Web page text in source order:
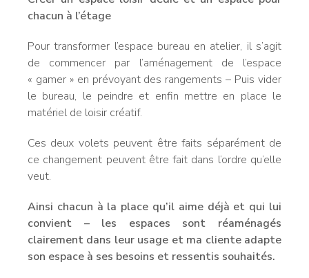
chacun à l’étage
Pour transformer l’espace bureau en atelier, il s’agit
de commencer par l’aménagement de l’espace
« gamer » en prévoyant des rangements – Puis vider
le bureau, le peindre et enfin mettre en place le
matériel de loisir créatif.
Ces deux volets peuvent être faits séparément de
ce changement peuvent être fait dans l’ordre qu’elle
veut.
Ainsi chacun à la place qu’il aime déjà et qui lui
convient – les espaces sont réaménagés
clairement dans leur usage et ma cliente adapte
son espace à ses besoins et ressentis souhaités.